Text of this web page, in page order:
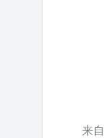
来自